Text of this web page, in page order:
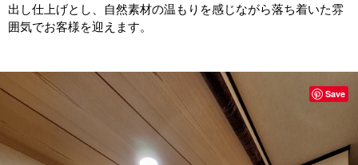
出し仕上げとし、自然素材の温もりを感じながら落ち着いた雰
囲気でお客様を迎えます。
Save